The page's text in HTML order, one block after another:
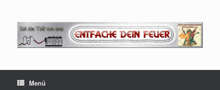
springen
Menü